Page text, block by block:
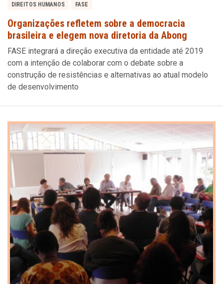
DIREITOS HUMANOS FASE
Organizações refletem sobre a democracia
brasileira e elegem nova diretoria da Abong
FASE integrará a direção executiva da entidade até 2019
com a intenção de colaborar com o debate sobre a
construção de resistências e alternativas ao atual modelo
de desenvolvimento